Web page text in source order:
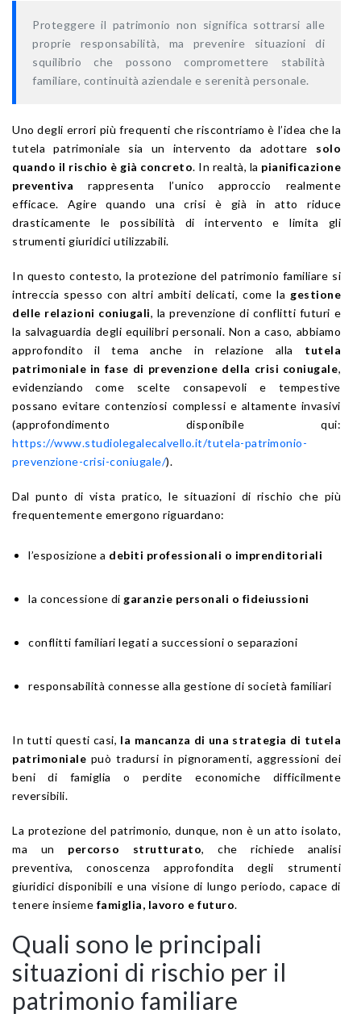
Proteggere il patrimonio non significa sottrarsi alle
proprie responsabilità, ma prevenire situazioni di
squilibrio che possono compromettere stabilità
familiare, continuità aziendale e serenità personale.
Uno degli errori più frequenti che riscontriamo è l’idea che la
tutela patrimoniale sia un intervento da adottare solo
quando il rischio è già concreto. In realtà, la pianificazione
preventiva rappresenta l’unico approccio realmente
efficace. Agire quando una crisi è già in atto riduce
drasticamente le possibilità di intervento e limita gli
strumenti giuridici utilizzabili.
In questo contesto, la protezione del patrimonio familiare si
intreccia spesso con altri ambiti delicati, come la gestione
delle relazioni coniugali, la prevenzione di conflitti futuri e
la salvaguardia degli equilibri personali. Non a caso, abbiamo
approfondito il tema anche in relazione alla tutela
patrimoniale in fase di prevenzione della crisi coniugale,
evidenziando come scelte consapevoli e tempestive
possano evitare contenziosi complessi e altamente invasivi
(approfondimento disponibile qui:
https://www.studiolegalecalvello.it/tutela-patrimonio-
prevenzione-crisi-coniugale/).
Dal punto di vista pratico, le situazioni di rischio che più
frequentemente emergono riguardano:
l’esposizione a debiti professionali o imprenditoriali
la concessione di garanzie personali o fideiussioni
conflitti familiari legati a successioni o separazioni
responsabilità connesse alla gestione di società familiari
In tutti questi casi, la mancanza di una strategia di tutela
patrimoniale può tradursi in pignoramenti, aggressioni dei
beni di famiglia o perdite economiche difficilmente
reversibili.
La protezione del patrimonio, dunque, non è un atto isolato,
ma un percorso strutturato, che richiede analisi
preventiva, conoscenza approfondita degli strumenti
giuridici disponibili e una visione di lungo periodo, capace di
tenere insieme famiglia, lavoro e futuro.
Quali sono le principali
situazioni di rischio per il
patrimonio familiare